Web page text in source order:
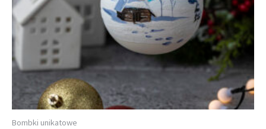
Bombki unikatowe